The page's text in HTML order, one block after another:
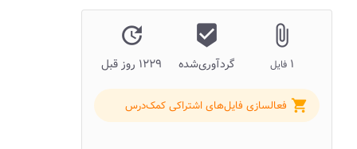
attach_file
۱ فایل
beenhere
گردآوری‌شده
update
۱۲۲۹ روز قبل
shopping_cart فعالسازی فایل‌های اشتراکی کمک‌درس